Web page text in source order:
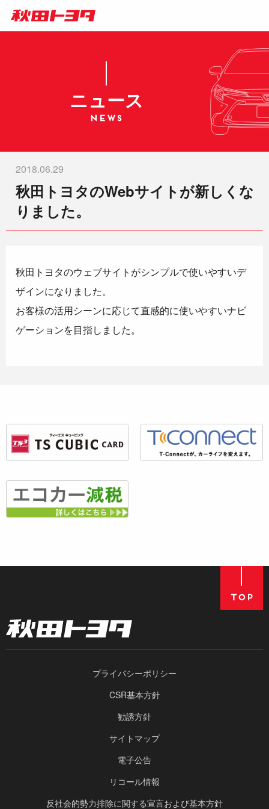
ニュース
2018.06.29
秋田トヨタのWebサイトが新しくな
りました。
秋田トヨタのウェブサイトがシンプルで使いやすいデ
ザインになりました。
お客様の活用シーンに応じて直感的に使いやすいナビ
ゲーションを目指しました。
プライバシーポリシー
CSR基本方針
勧誘方針
サイトマップ
電子公告
リコール情報
反社会的勢力排除に関する宣言および基本方針